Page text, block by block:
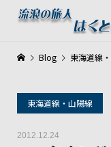
東海道線・山陽線
2012.12.24
Blog 東海道線